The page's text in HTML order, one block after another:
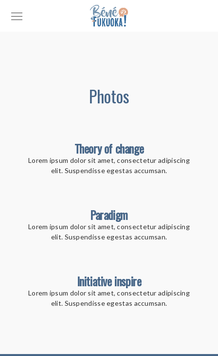
Photos
Theory of change
Lorem ipsum dolor sit amet, consectetur adipiscing
elit. Suspendisse egestas accumsan.
Paradigm
Lorem ipsum dolor sit amet, consectetur adipiscing
elit. Suspendisse egestas accumsan.
Initiative inspire
Lorem ipsum dolor sit amet, consectetur adipiscing
elit. Suspendisse egestas accumsan.